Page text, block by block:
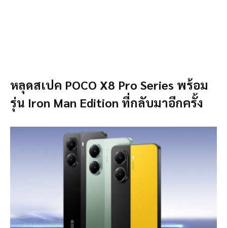
หลุดสเปค POCO X8 Pro Series พร้อม
รุ่น Iron Man Edition ที่กลับมาอีกครั้ง